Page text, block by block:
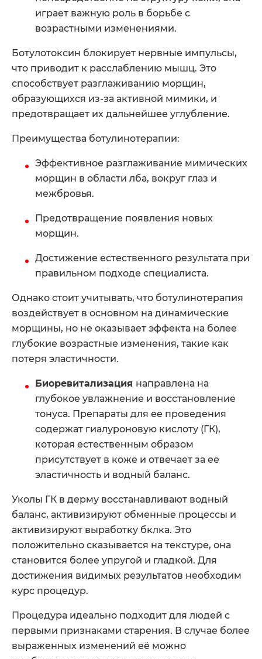
играет важную роль в борьбе с
возрастными изменениями.
Ботулотоксин блокирует нервные импульсы,
что приводит к расслаблению мышц. Это
способствует разглаживанию морщин,
образующихся из-за активной мимики, и
предотвращает их дальнейшее углубление.
Преимущества ботулинотерапии:
Эффективное разглаживание мимических
морщин в области лба, вокруг глаз и
межбровья.
Предотвращение появления новых
морщин.
Достижение естественного результата при
правильном подходе специалиста.
Однако стоит учитывать, что ботулинотерапия
воздействует в основном на динамические
морщины, но не оказывает эффекта на более
глубокие возрастные изменения, такие как
потеря эластичности.
Биоревитализация направлена на
глубокое увлажнение и восстановление
тонуса. Препараты для ее проведения
содержат гиалуроновую кислоту (ГК),
которая естественным образом
присутствует в коже и отвечает за ее
эластичность и водный баланс.
Уколы ГК в дерму восстанавливают водный
баланс, активизируют обменные процессы и
активизируют выработку бклка. Это
положительно сказывается на текстуре, она
становится более упругой и гладкой. Для
достижения видимых результатов необходим
курс процедур.
Процедура идеально подходит для людей с
первыми признаками старения. В случае более
выраженных изменений её можно